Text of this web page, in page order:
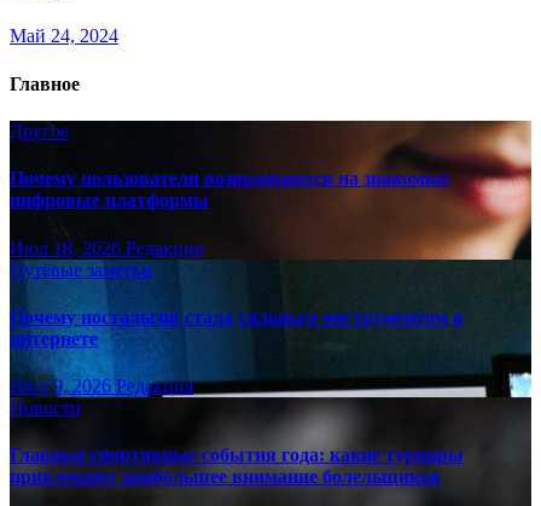
Май 24, 2024
Главное
Другое
Почему пользователи возвращаются на знакомые
цифровые платформы
Июл 18, 2026 Редакция
Путёвые заметки
Почему ностальгия стала сильным инструментом в
интернете
Июл 9, 2026 Редакция
Новости
Главные спортивные события года: какие турниры
привлекают наибольшее внимание болельщиков